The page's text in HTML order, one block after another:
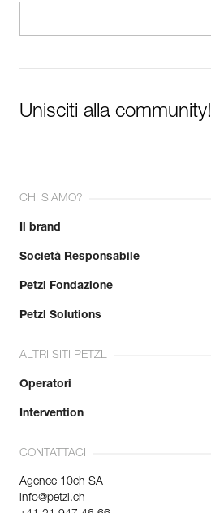
Unisciti alla community!
CHI SIAMO?
Il brand
Società Responsabile
Petzl Fondazione
Petzl Solutions
ALTRI SITI PETZL
Operatori
Intervention
CONTATTACI
Agence 10ch SA
info@petzl.ch